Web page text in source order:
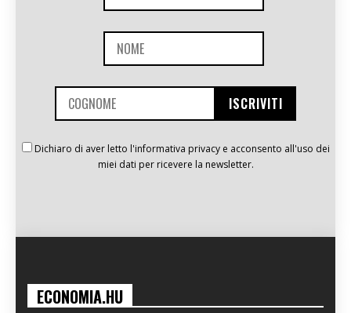
Dichiaro di aver letto l'informativa privacy e acconsento all'uso dei
miei dati per ricevere la newsletter.
ECONOMIA.HU